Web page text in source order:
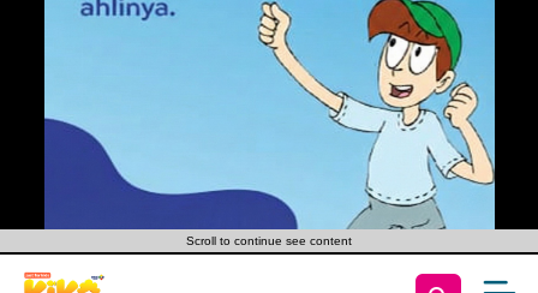
Scroll to continue see content